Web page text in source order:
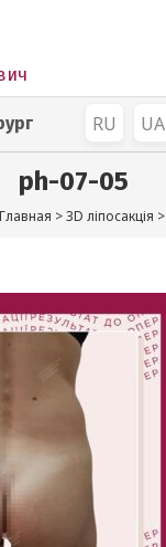
RU UA
ph-07-05
Главная >3D ліпосакція >